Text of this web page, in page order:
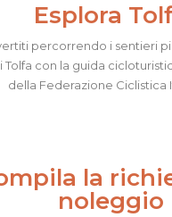
Esplora
percorrendo i sentieri
Tolfa con la guida
della Federazione Ciclistica
la
noleggio